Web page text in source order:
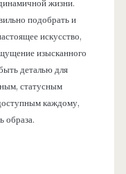
жизни.
подобрать и
искусство,
изысканного
деталью для
статусным
каждому,
образа.